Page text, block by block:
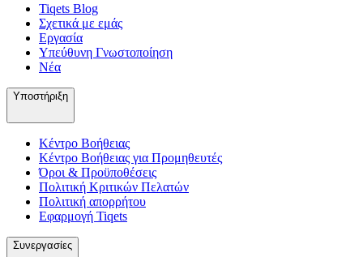
Tiqets Βlog
Σχετικά με εμάς
Εργασία
Υπεύθυνη Γνωστοποίηση
Νέα
Υποστήριξη
Κέντρο Βοήθειας
Κέντρο Βοήθειας για Προμηθευτές
Όροι & Προϋποθέσεις
Πολιτική Κριτικών Πελατών
Πολιτική απορρήτου
Εφαρμογή Tiqets
Συνεργασίες